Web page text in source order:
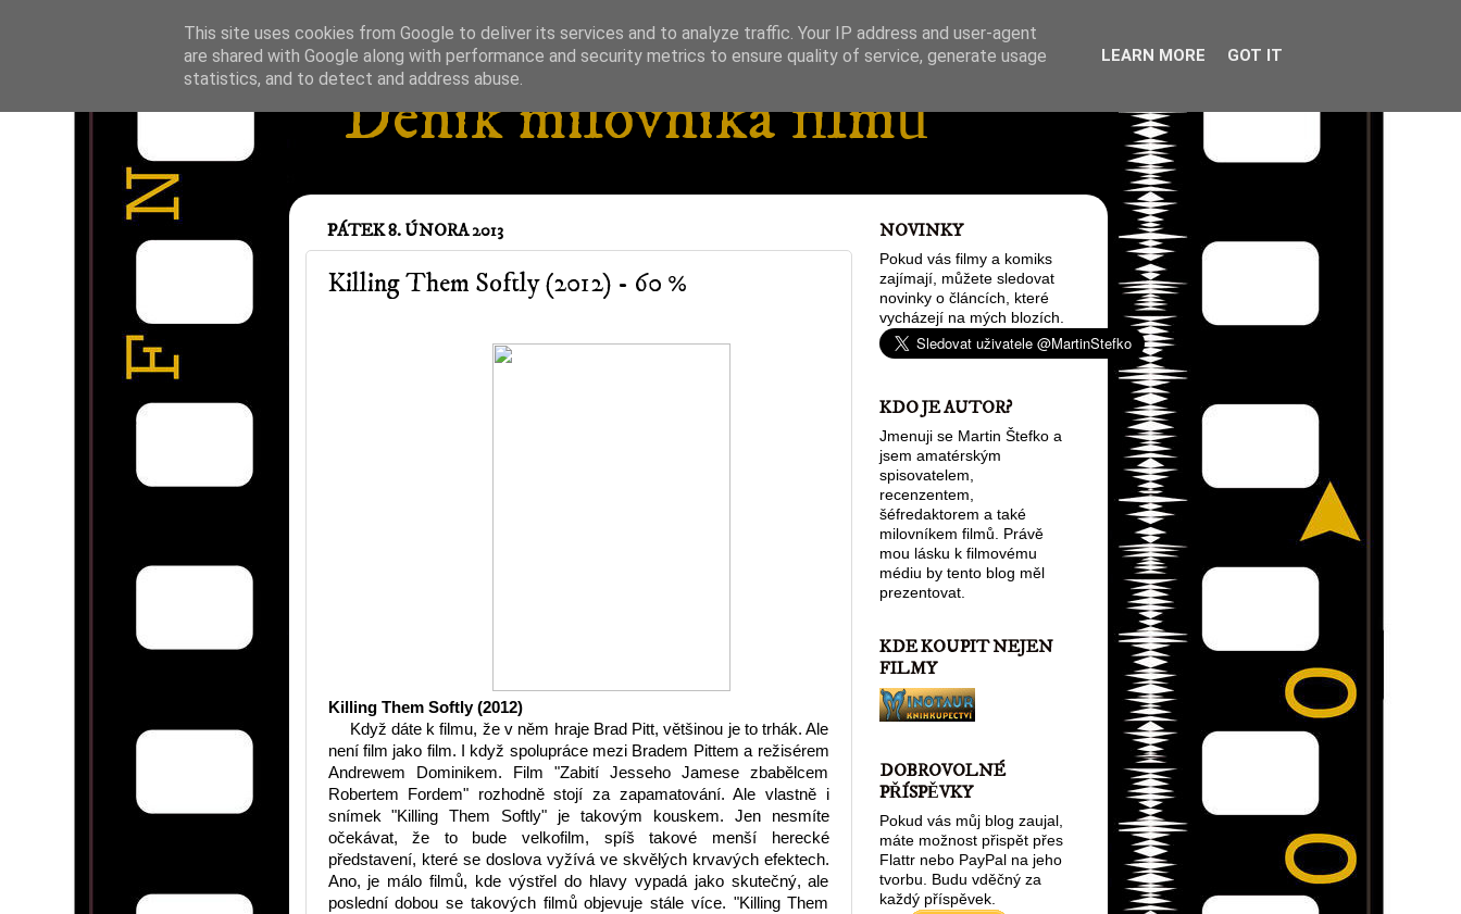
Deník milovníka filmů
PÁTEK 8. ÚNORA 2013
Killing Them Softly (2012) - 60 %
Killing Them Softly (2012)
Když dáte k filmu, že v něm hraje Brad Pitt, většinou je to trhák. Ale
není film jako film. I když spolupráce mezi Bradem Pittem a režisérem
Andrewem Dominikem. Film "Zabití Jesseho Jamese zbabělcem
Robertem Fordem" rozhodně stojí za zapamatování. Ale vlastně i
snímek "Killing Them Softly" je takovým kouskem. Jen nesmíte
očekávat, že to bude velkofilm, spíš takové menší herecké
představení, které se doslova vyžívá ve skvělých krvavých efektech.
Ano, je málo filmů, kde výstřel do hlavy vypadá jako skutečný, ale
poslední dobou se takových filmů objevuje stále více. "Killing Them
NOVINKY
Pokud vás filmy a komiks
zajímají, můžete sledovat
novinky o článcích, které
vycházejí na mých blozích.
KDO JE AUTOR?
Jmenuji se Martin Štefko a
jsem amatérským
spisovatelem,
recenzentem,
šéfredaktorem a také
milovníkem filmů. Právě
mou lásku k filmovému
médiu by tento blog měl
prezentovat.
KDE KOUPIT NEJEN
FILMY
DOBROVOLNÉ
PŘÍSPĚVKY
Pokud vás můj blog zaujal,
máte možnost přispět přes
Flattr nebo PayPal na jeho
tvorbu. Budu vděčný za
každý příspěvek.
This site uses cookies from Google to deliver its services and to analyze traffic. Your IP address and user-agent
are shared with Google along with performance and security metrics to ensure quality of service, generate usage
statistics, and to detect and address abuse.
LEARN MORE GOT IT